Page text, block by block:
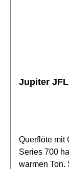
Jupiter
Querflöte mit
Series 700
warmen Ton.